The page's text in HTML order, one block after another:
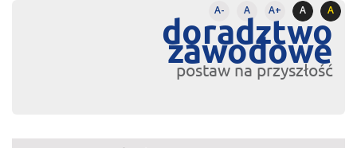
A- A A+ A A
doradztwo
zawodowe
postaw na przyszłość